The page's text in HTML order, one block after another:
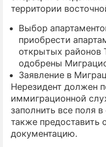
территории
Выбор
приобрести
открытых районов
одобрены
Заявление в
Нерезидент должен
иммиграционной
заполнить все поля
также предоставить
документацию.